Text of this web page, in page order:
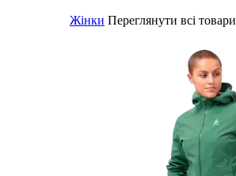
Жінки Переглянути всі товари